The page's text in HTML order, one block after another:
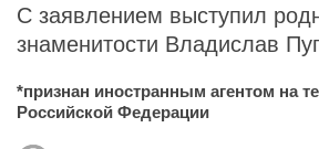
С заявлением выступил
знаменитости Владислав
*признан иностранным агентом на
Российской Федерации